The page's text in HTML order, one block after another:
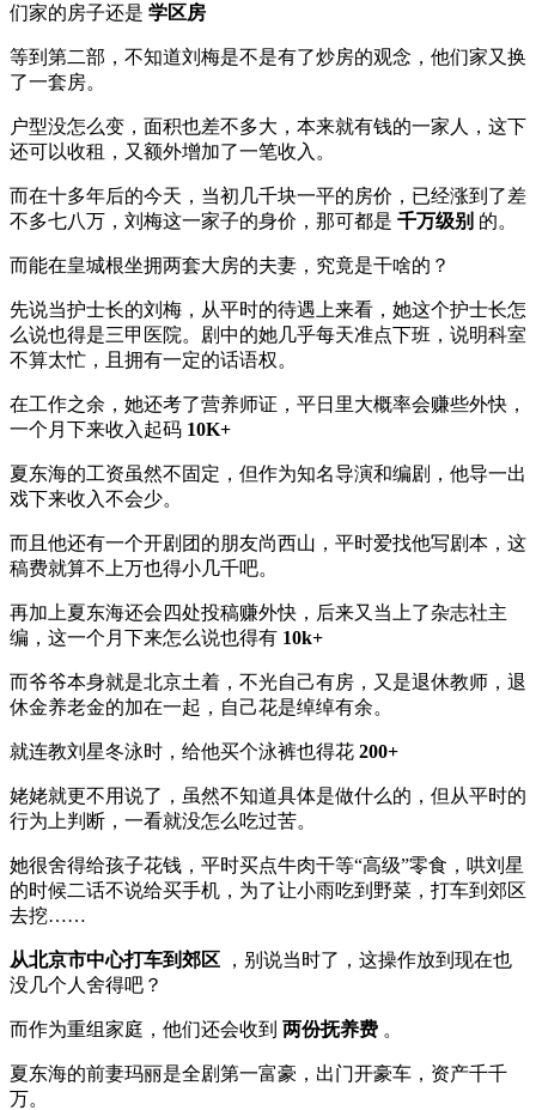
们家的房子还是 学区房
等到第二部，不知道刘梅是不是有了炒房的观念，他们家又换
了一套房。
户型没怎么变，面积也差不多大，本来就有钱的一家人，这下
还可以收租，又额外增加了一笔收入。
而在十多年后的今天，当初几千块一平的房价，已经涨到了差
不多七八万，刘梅这一家子的身价，那可都是 千万级别 的。
而能在皇城根坐拥两套大房的夫妻，究竟是干啥的？
先说当护士长的刘梅，从平时的待遇上来看，她这个护士长怎
么说也得是三甲医院。剧中的她几乎每天准点下班，说明科室
不算太忙，且拥有一定的话语权。
在工作之余，她还考了营养师证，平日里大概率会赚些外快，
一个月下来收入起码 10K+
夏东海的工资虽然不固定，但作为知名导演和编剧，他导一出
戏下来收入不会少。
而且他还有一个开剧团的朋友尚西山，平时爱找他写剧本，这
稿费就算不上万也得小几千吧。
再加上夏东海还会四处投稿赚外快，后来又当上了杂志社主
编，这一个月下来怎么说也得有 10k+
而爷爷本身就是北京土着，不光自己有房，又是退休教师，退
休金养老金的加在一起，自己花是绰绰有余。
就连教刘星冬泳时，给他买个泳裤也得花 200+
姥姥就更不用说了，虽然不知道具体是做什么的，但从平时的
行为上判断，一看就没怎么吃过苦。
她很舍得给孩子花钱，平时买点牛肉干等“高级”零食，哄刘星
的时候二话不说给买手机，为了让小雨吃到野菜，打车到郊区
去挖……
从北京市中心打车到郊区 ，别说当时了，这操作放到现在也
没几个人舍得吧？
而作为重组家庭，他们还会收到 两份抚养费 。
夏东海的前妻玛丽是全剧第一富豪，出门开豪车，资产千千
万。